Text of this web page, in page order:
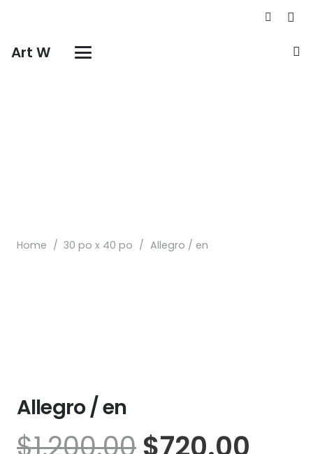
Art W
Home / 30 po x 40 po / Allegro / en
Allegro / en
Le